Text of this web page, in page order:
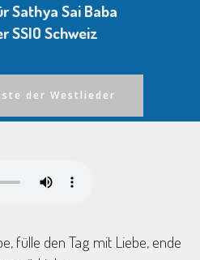
Sathya Sai Baba
SSIO Schweiz
der Westlieder
fülle den Tag mit Liebe, ende